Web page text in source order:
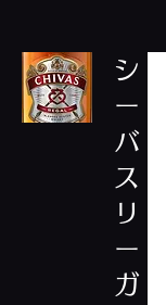
シ
ー
バ
ス
リ
ー
ガ